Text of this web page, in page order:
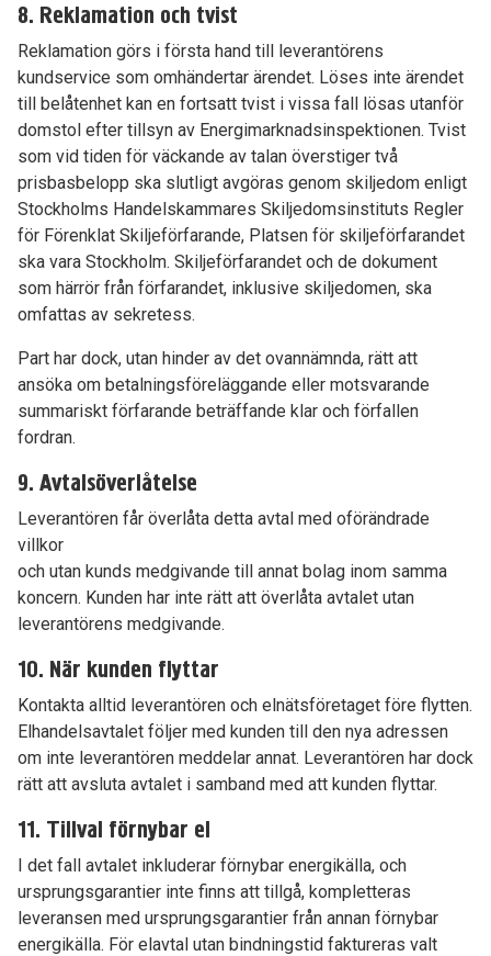
8. Reklamation och tvist
Reklamation görs i första hand till leverantörens
kundservice som omhändertar ärendet. Löses inte ärendet
till belåtenhet kan en fortsatt tvist i vissa fall lösas utanför
domstol efter tillsyn av Energimarknadsinspektionen. Tvist
som vid tiden för väckande av talan överstiger två
prisbasbelopp ska slutligt avgöras genom skiljedom enligt
Stockholms Handelskammares Skiljedomsinstituts Regler
för Förenklat Skiljeförfarande, Platsen för skiljeförfarandet
ska vara Stockholm. Skiljeförfarandet och de dokument
som härrör från förfarandet, inklusive skiljedomen, ska
omfattas av sekretess.
Part har dock, utan hinder av det ovannämnda, rätt att
ansöka om betalningsföreläggande eller motsvarande
summariskt förfarande beträffande klar och förfallen
fordran.
9. Avtalsöverlåtelse
Leverantören får överlåta detta avtal med oförändrade
villkor
och utan kunds medgivande till annat bolag inom samma
koncern. Kunden har inte rätt att överlåta avtalet utan
leverantörens medgivande.
10. När kunden flyttar
Kontakta alltid leverantören och elnätsföretaget före flytten.
Elhandelsavtalet följer med kunden till den nya adressen
om inte leverantören meddelar annat. Leverantören har dock
rätt att avsluta avtalet i samband med att kunden flyttar.
11. Tillval förnybar el
I det fall avtalet inkluderar förnybar energikälla, och
ursprungsgarantier inte finns att tillgå, kompletteras
leveransen med ursprungsgarantier från annan förnybar
energikälla. För elavtal utan bindningstid faktureras valt